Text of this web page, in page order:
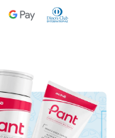
Google PayDiners Club